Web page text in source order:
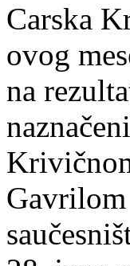
Carska
ovog
na